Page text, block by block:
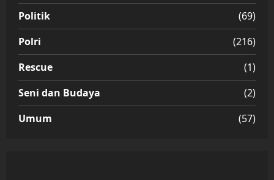
Politik
(69)
Polri
(216)
Rescue
(1)
Seni dan Budaya
(2)
Umum
(57)